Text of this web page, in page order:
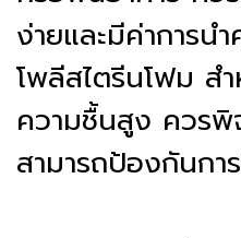
ง่ายและมีค่าการน
โพลีสไตรีนโฟม ส
ความชื้นสูง ควร
สามารถป้องกันกา